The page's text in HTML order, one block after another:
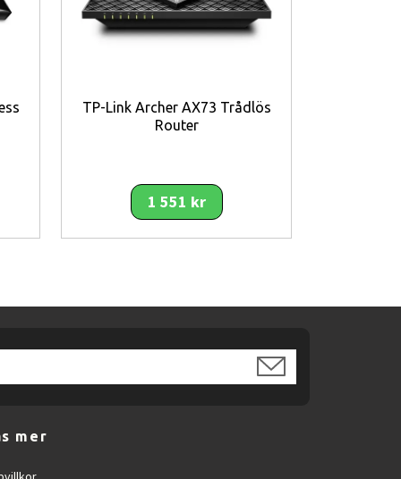
Bosch-batterier.
TP-Link Archer AX73 Trådlös
Router
1 551 kr
mer